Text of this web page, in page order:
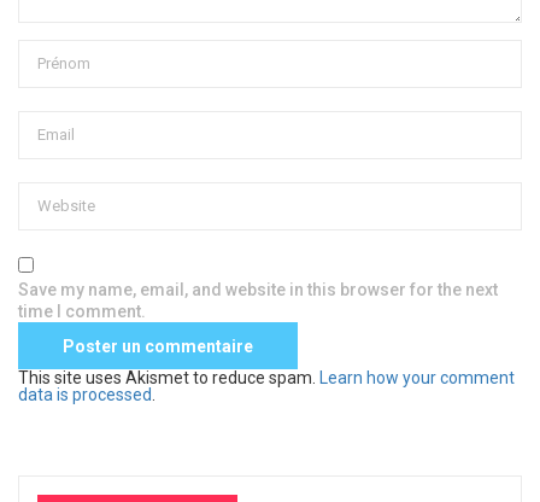
Save my name, email, and website in this browser for the next
time I comment.
This site uses Akismet to reduce spam.
Learn how your comment
data is processed